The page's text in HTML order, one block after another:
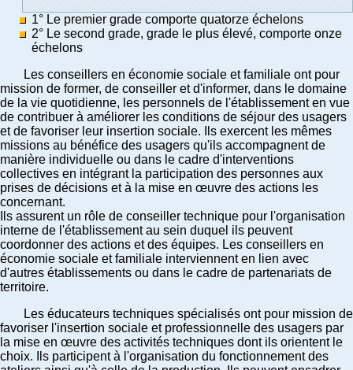
1° Le premier grade comporte quatorze échelons
2° Le second grade, grade le plus élevé, comporte onze
échelons
Les conseillers en économie sociale et familiale ont pour
mission de former, de conseiller et d'informer, dans le domaine
de la vie quotidienne, les personnels de l'établissement en vue
de contribuer à améliorer les conditions de séjour des usagers
et de favoriser leur insertion sociale. Ils exercent les mêmes
missions au bénéfice des usagers qu'ils accompagnent de
manière individuelle ou dans le cadre d'interventions
collectives en intégrant la participation des personnes aux
prises de décisions et à la mise en œuvre des actions les
concernant.
Ils assurent un rôle de conseiller technique pour l'organisation
interne de l'établissement au sein duquel ils peuvent
coordonner des actions et des équipes. Les conseillers en
économie sociale et familiale interviennent en lien avec
d'autres établissements ou dans le cadre de partenariats de
territoire.
Les éducateurs techniques spécialisés ont pour mission de
favoriser l'insertion sociale et professionnelle des usagers par
la mise en œuvre des activités techniques dont ils orientent le
choix. Ils participent à l'organisation du fonctionnement des